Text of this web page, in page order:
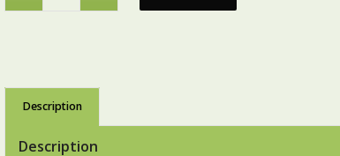
Description
Description